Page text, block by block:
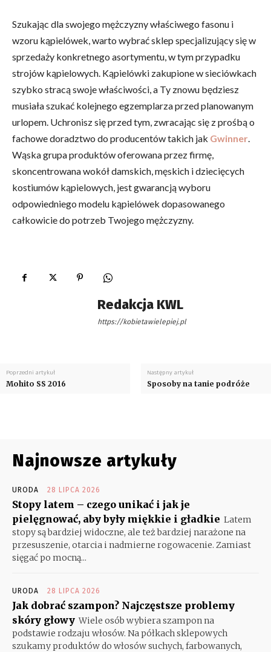
Szukając dla swojego mężczyzny właściwego fasonu i
wzoru kąpielówek, warto wybrać sklep specjalizujący się w
sprzedaży konkretnego asortymentu, w tym przypadku
strojów kąpielowych. Kąpielówki zakupione w sieciówkach
szybko stracą swoje właściwości, a Ty znowu będziesz
musiała szukać kolejnego egzemplarza przed planowanym
urlopem. Uchronisz się przed tym, zwracając się z prośbą o
fachowe doradztwo do producentów takich jak Gwinner.
Wąska grupa produktów oferowana przez firmę,
skoncentrowana wokół damskich, męskich i dziecięcych
kostiumów kąpielowych, jest gwarancją wyboru
odpowiedniego modelu kąpielówek dopasowanego
całkowicie do potrzeb Twojego mężczyzny.
Redakcja KWL
https://kobietawielepiej.pl
Poprzedni artykuł
Mohito SS 2016
Następny artykuł
Sposoby na tanie podróże
Najnowsze artykuły
URODA 28 LIPCA 2026
Stopy latem – czego unikać i jak je
pielęgnować, aby były miękkie i gładkie Latem
stopy są bardziej widoczne, ale też bardziej narażone na
przesuszenie, otarcia i nadmierne rogowacenie. Zamiast
sięgać po mocną...
URODA 28 LIPCA 2026
Jak dobrać szampon? Najczęstsze problemy
skóry głowy Wiele osób wybiera szampon na
podstawie rodzaju włosów. Na półkach sklepowych
szukamy produktów do włosów suchych, farbowanych,